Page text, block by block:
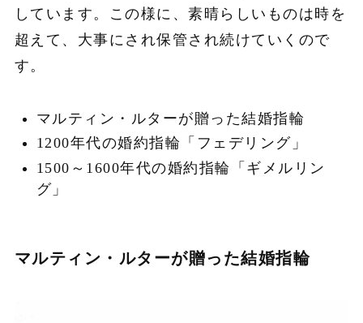
しています。この様に、素晴らしいものは時を
超えて、大事にされ保管され続けていくので
す。
マルティン・ルターが贈った結婚指輪
1200年代の婚約指輪「フェデリング」
1500～1600年代の婚約指輪「ギメルリン
グ」
マルティン・ルターが贈った結婚指輪